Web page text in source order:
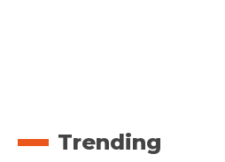
Trending